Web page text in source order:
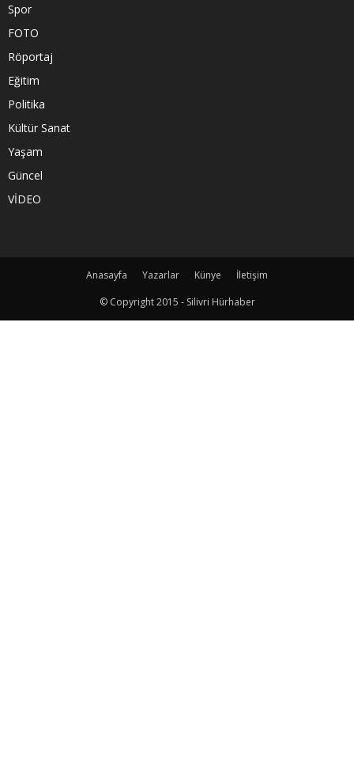
Spor
FOTO
Röportaj
Eğitim
Politika
Kültür Sanat
Yaşam
Güncel
VİDEO
Anasayfa Yazarlar Künye
İletişim
© Copyright 2015 - Silivri Hürhaber